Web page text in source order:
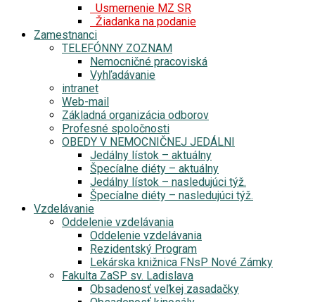
Usmernenie MZ SR
Žiadanka na podanie
Zamestnanci
TELEFÓNNY ZOZNAM
Nemocničné pracoviská
Vyhľadávanie
intranet
Web-mail
Základná organizácia odborov
Profesné spoločnosti
OBEDY V NEMOCNIČNEJ JEDÁLNI
Jedálny lístok – aktuálny
Špecíalne diéty – aktuálny
Jedálny lístok – nasledujúci týž.
Špecíalne diéty – nasledujúci týž.
Vzdelávanie
Oddelenie vzdelávania
Oddelenie vzdelávania
Rezidentský Program
Lekárska knižnica FNsP Nové Zámky
Fakulta ZaSP sv. Ladislava
Obsadenosť veľkej zasadačky